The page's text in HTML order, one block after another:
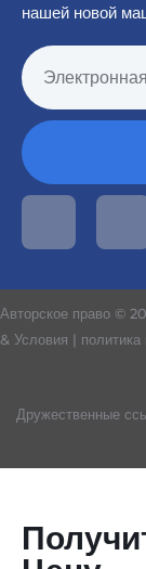
нашей новой
Авторское право ©
& Условия |
Дружественные